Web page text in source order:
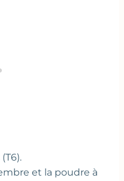
et la poudre à